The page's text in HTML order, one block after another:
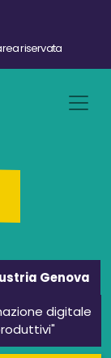
principale
riservata
Genova
digitale